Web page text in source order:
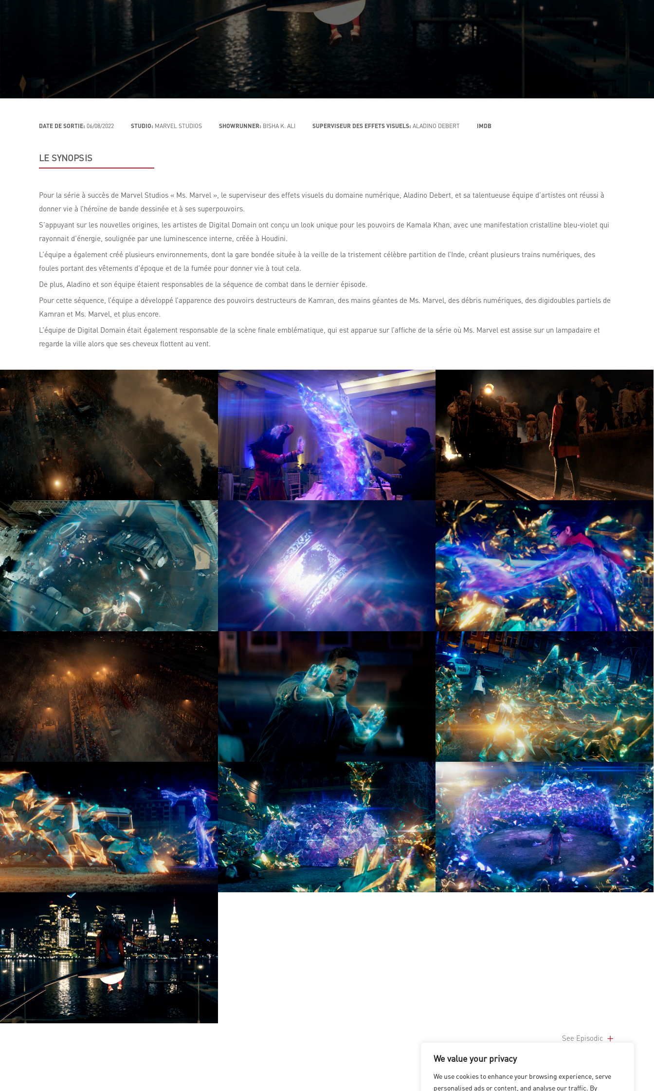
We value your privacy
We use cookies to enhance your browsing experience, serve
personalised ads or content, and analyse our traffic. By
DATE DE SORTIE: 06/08/2022 STUDIO: MARVEL STUDIOS SHOWRUNNER: BISHA K. ALI SUPERVISEUR DES EFFETS VISUELS: ALADINO DEBERT IMDB
LE SYNOPSIS
Pour la série à succès de Marvel Studios « Ms. Marvel », le superviseur des effets visuels du domaine numérique, Aladino Debert, et sa talentueuse équipe d’artistes ont réussi à
donner vie à l’héroïne de bande dessinée et à ses superpouvoirs.
S’appuyant sur les nouvelles origines, les artistes de Digital Domain ont conçu un look unique pour les pouvoirs de Kamala Khan, avec une manifestation cristalline bleu-violet qui
rayonnait d’énergie, soulignée par une luminescence interne, créée à Houdini.
L’équipe a également créé plusieurs environnements, dont la gare bondée située à la veille de la tristement célèbre partition de l’Inde, créant plusieurs trains numériques, des
foules portant des vêtements d’époque et de la fumée pour donner vie à tout cela.
De plus, Aladino et son équipe étaient responsables de la séquence de combat dans le dernier épisode.
Pour cette séquence, l’équipe a développé l’apparence des pouvoirs destructeurs de Kamran, des mains géantes de Ms. Marvel, des débris numériques, des digidoubles partiels de
Kamran et Ms. Marvel, et plus encore.
L’équipe de Digital Domain était également responsable de la scène finale emblématique, qui est apparue sur l’affiche de la série où Ms. Marvel est assise sur un lampadaire et
regarde la ville alors que ses cheveux flottent au vent.
See Episodic